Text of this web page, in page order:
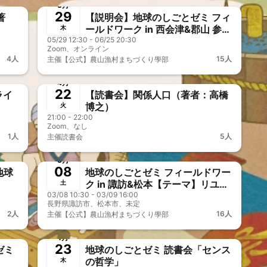
4人
5月
29
木
【説明会】地球のしごとゼミ フィ
ールドワーク in 西会津&郡山 参加
検討者向け説明会
05/29 12:30 - 06/25 20:30
Zoom、オンライン
主催 【公式】農山漁村まちづくり學部 15人
1人
4月
22
火
【読書会】関係人口（著者：高橋
博之）
21:00 - 22:00
Zoom、なし
主催読書会 5人
球
2人
3月
08
土
地球のしごとゼミ フィールドワー
ク in 諏訪&松本【テーマ】リユー
ス、リビルディング、ローカル開
業、移住、林業、地域づくり
03/08 10:30 - 03/09 16:00
長野県諏訪市、松本市、未定
主催 【公式】農山漁村まちづくり學部 16人
1月
23
木
地球のしごとゼミ 読書会「センス
の哲学」